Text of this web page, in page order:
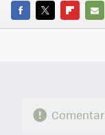
FACEBOOK
TWITTER
E-